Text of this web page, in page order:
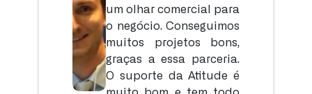
um olhar comercial para
o negócio. Conseguimos
muitos projetos bons,
graças a essa parceria.
O suporte da Atitude é
muito bom e tem todo